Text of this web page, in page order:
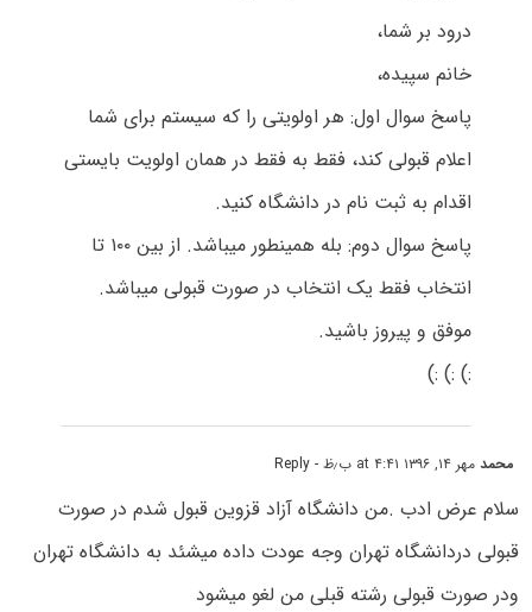
درود بر شما،
خانم سپیده،
پاسخ سوال اول: هر اولویتی را که سیستم برای شما
اعلام قبولی کند، فقط به فقط در همان اولویت بایستی
اقدام به ثبت نام در دانشگاه کنید.
پاسخ سوال دوم: بله همینطور میباشد. از بین ۱۰۰ تا
انتخاب فقط یک انتخاب در صورت قبولی میباشد.
موفق و پیروز باشید.
:) :) :)
محمدمهر ۱۴, ۱۳۹۶ at ۴:۴۱ ب٫ظ - Reply
سلام عرض ادب .من دانشگاه آزاد قزوین قبول شدم در صورت
قبولی دردانشگاه تهران وجه عودت داده میشئد به دانشگاه تهران
ودر صورت قبولی رشته قبلی من لغو میشود